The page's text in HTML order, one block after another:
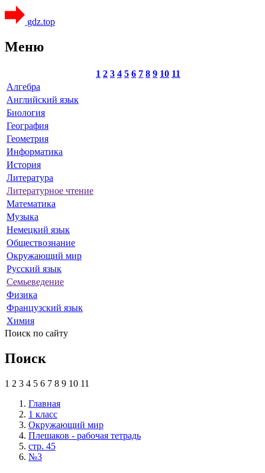
gdz.top
Меню
1 2 3 4 5 6 7 8 9 10 11
Алгебра
Английский язык
Биология
География
Геометрия
Информатика
История
Литература
Литературное чтение
Математика
Музыка
Немецкий язык
Обществознание
Окружающий мир
Русский язык
Семьеведение
Физика
Французский язык
Химия
Поиск по сайту
Поиск
1 2 3 4 5 6 7 8 9 10 11
Главная
1 класс
Окружающий мир
Плешаков - рабочая тетрадь
стр. 45
№3